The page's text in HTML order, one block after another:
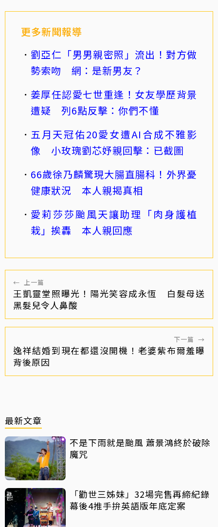
更多新聞報導
劉亞仁「男男親密照」流出！對方做
勢索吻 網：是新男友？
姜厚任認愛七世重逢！女友學歷背景
遭疑 列6點反擊：你們不懂
五月天冠佑20愛女遭AI合成不雅影
像 小玫瑰劉芯妤親回擊：已截圖
66歲徐乃麟驚現大腸直腸科！外界憂
健康狀況 本人親揭真相
愛莉莎莎颱風天讓助理「肉身護植
栽」挨轟 本人親回應
← 上一篇
王凱靈堂照曝光！陽光笑容成永恆 白髮母送
黑髮兒令人鼻酸
下一篇 →
逸祥結婚到現在都還沒開機！老婆紫布爾羞曝
背後原因
最新文章
不是下雨就是颱風 蕭景鴻終於破除
魔咒
「勸世三姊妹」32場完售再締紀錄
幕後4推手拚英語版年底定案